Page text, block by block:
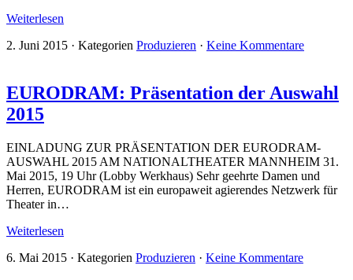
Weiterlesen
2. Juni 2015 · Kategorien Produzieren · Keine Kommentare
EURODRAM: Präsentation der Auswahl
2015
EINLADUNG ZUR PRÄSENTATION DER EURODRAM-
AUSWAHL 2015 AM NATIONALTHEATER MANNHEIM 31.
Mai 2015, 19 Uhr (Lobby Werkhaus) Sehr geehrte Damen und
Herren, EURODRAM ist ein europaweit agierendes Netzwerk für
Theater in…
Weiterlesen
6. Mai 2015 · Kategorien Produzieren · Keine Kommentare